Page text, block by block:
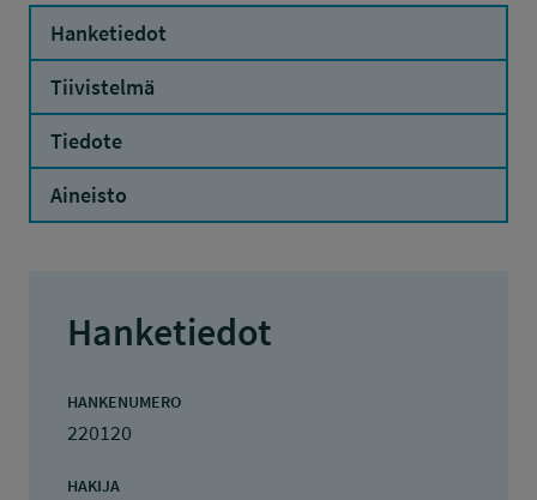
Hanketiedot
Tiivistelmä
Tiedote
Aineisto
Hanketiedot
HANKENUMERO
220120
HAKIJA